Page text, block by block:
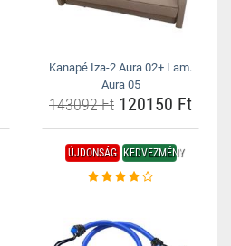
Kanapé Iza-2 Aura 02+ Lam.
Aura 05
143092 Ft 120150 Ft
ÚJDONSÁG KEDVEZMÉNY